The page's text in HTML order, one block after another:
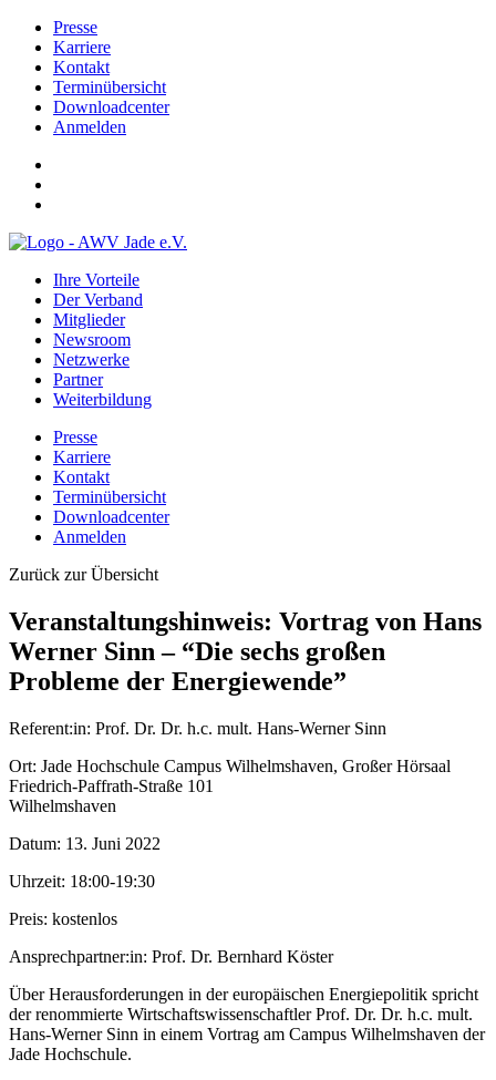
Presse
Karriere
Kontakt
Terminübersicht
Downloadcenter
Anmelden
Ihre Vorteile
Der Verband
Mitglieder
Newsroom
Netzwerke
Partner
Weiterbildung
Presse
Karriere
Kontakt
Terminübersicht
Downloadcenter
Anmelden
Zurück zur Übersicht
Veranstaltungshinweis: Vortrag von Hans
Werner Sinn – “Die sechs großen
Probleme der Energiewende”
Referent:in: Prof. Dr. Dr. h.c. mult. Hans-Werner Sinn
Ort: Jade Hochschule Campus Wilhelmshaven, Großer Hörsaal
Friedrich-Paffrath-Straße 101
Wilhelmshaven
Datum: 13. Juni 2022
Uhrzeit: 18:00-19:30
Preis: kostenlos
Ansprechpartner:in: Prof. Dr. Bernhard Köster
Über Herausforderungen in der europäischen Energiepolitik spricht
der renommierte Wirtschaftswissenschaftler Prof. Dr. Dr. h.c. mult.
Hans-Werner Sinn in einem Vortrag am Campus Wilhelmshaven der
Jade Hochschule.